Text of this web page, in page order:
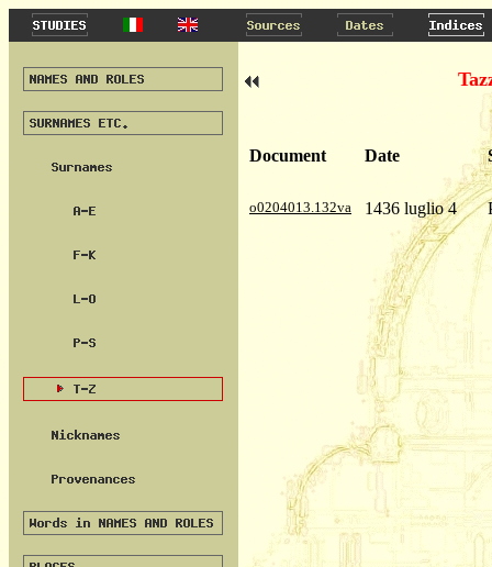
Document Date
o0204013.132va 1436 luglio 4